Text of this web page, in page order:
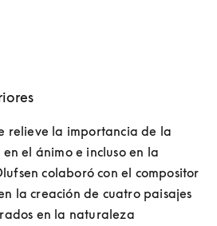
relieve la importancia de la
el ánimo e incluso en la
colaboró con el compositor
la creación de cuatro paisajes
en la naturaleza